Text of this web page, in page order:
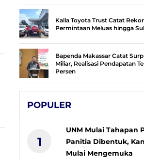
Kalla Toyota Trust Catat
Permintaan Meluas hingga
Bapenda Makassar Catat
Miliar, Realisasi Pendapatan
Persen
POPULER
1
UNM Mulai Tahapan
Panitia Dibentuk,
Mulai Mengemuka